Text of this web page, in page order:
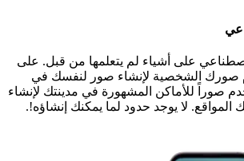
على أشياء لم يتعلمها من قبل. على
صورك الشخصية لإنشاء صور لنفسك في
صوراً للأماكن المشهورة في مدينتك لإنشاء
لا يوجد حدود لما يمكنك إنشاؤه!.